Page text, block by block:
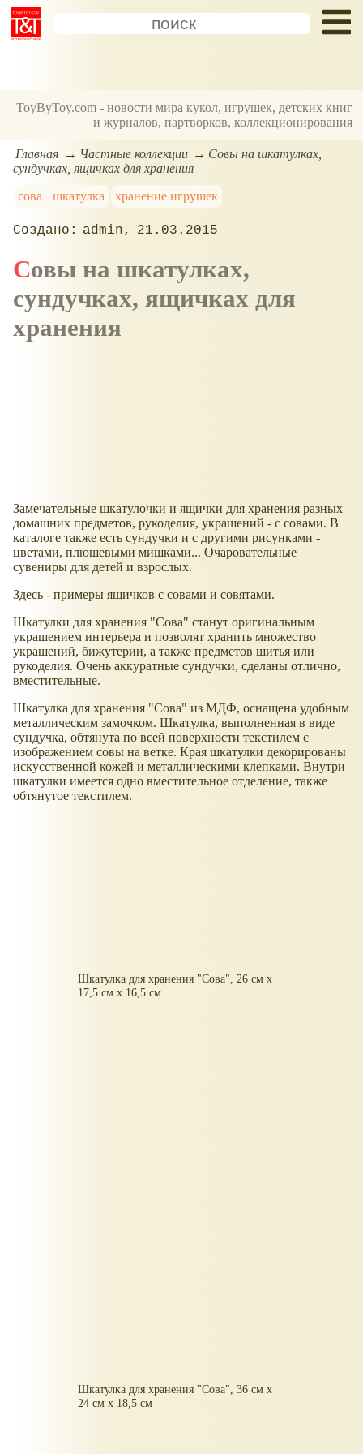
ToyByToy.com - новости мира кукол, игрушек, детских книг
и журналов, партворков, коллекционирования
Главная Частные коллекции
Совы на шкатулках,
сундучках, ящичках для хранения
сова
шкатулка хранение игрушек
admin 21.03.2015
Совы на шкатулках,
сундучках, ящичках для
хранения
Замечательные шкатулочки и ящички для хранения разных
домашних предметов, рукоделия, украшений - с совами. В
каталоге также есть сундучки и с другими рисунками -
цветами, плюшевыми мишками... Очаровательные
сувениры для детей и взрослых.
Здесь - примеры ящичков с совами и совятами.
Шкатулки для хранения "Сова" станут оригинальным
украшением интерьера и позволят хранить множество
украшений, бижутерии, а также предметов шитья или
рукоделия. Очень аккуратные сундучки, сделаны отлично,
вместительные.
Шкатулка для хранения "Сова" из МДФ, оснащена удобным
металлическим замочком. Шкатулка, выполненная в виде
сундучка, обтянута по всей поверхности текстилем с
изображением совы на ветке. Края шкатулки декорированы
искусственной кожей и металлическими клепками. Внутри
шкатулки имеется одно вместительное отделение, также
обтянутое текстилем.
Шкатулка для хранения "Сова", 26 см х
17,5 см х 16,5 см
Шкатулка для хранения "Сова", 36 см х
24 см х 18,5 см